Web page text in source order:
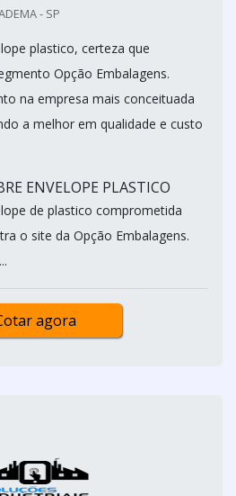
- SP
plastico, certeza que
Opção Embalagens.
na empresa mais conceituada
a melhor em qualidade e custo
ENVELOPE PLASTICO
de plastico comprometida
o site da Opção Embalagens.
agora